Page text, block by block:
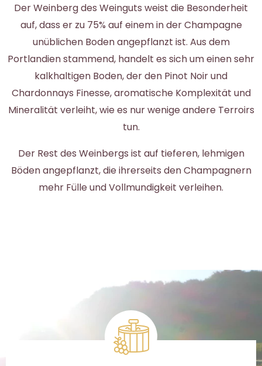
Der Weinberg des Weinguts weist die Besonderheit
auf, dass er zu 75% auf einem in der Champagne
unüblichen Boden angepflanzt ist. Aus dem
Portlandien stammend, handelt es sich um einen sehr
kalkhaltigen Boden, der den Pinot Noir und
Chardonnays Finesse, aromatische Komplexität und
Mineralität verleiht, wie es nur wenige andere Terroirs
tun.
Der Rest des Weinbergs ist auf tieferen, lehmigen
Böden angepflanzt, die ihrerseits den Champagnern
mehr Fülle und Vollmundigkeit verleihen.